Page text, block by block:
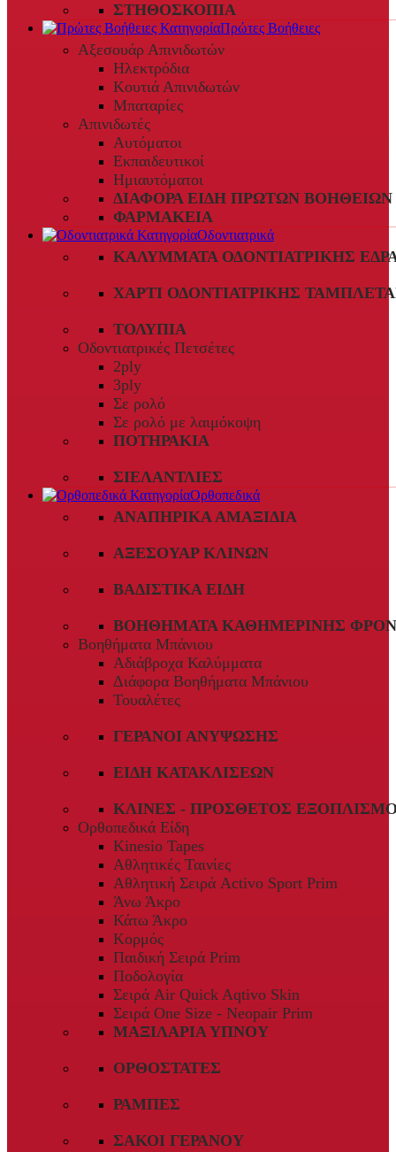
ΣΤΗΘΟΣΚΌΠΙΑ
Πρώτες Βοήθειες
Αξεσουάρ Απινιδωτών
Ηλεκτρόδια
Κουτιά Απινιδωτών
Μπαταρίες
Απινιδωτές
Αυτόματοι
Εκπαιδευτικοί
Ημιαυτόματοι
ΔΙΆΦΟΡΑ ΕΊΔΗ ΠΡΏΤΩΝ ΒΟΗΘΕΙΏΝ
ΦΑΡΜΑΚΕΊΑ
Οδοντιατρικά
ΚΑΛΎΜΜΑΤΑ ΟΔΟΝΤΙΑΤΡΙΚΉΣ
ΧΑΡΤΊ ΟΔΟΝΤΙΑΤΡΙΚΉΣ
ΤΟΛΎΠΙΑ
Οδοντιατρικές Πετσέτες
2ply
3ply
Σε ρολό
Σε ρολό με λαιμόκοψη
ΠΟΤΗΡΆΚΙΑ
ΣΙΕΛΑΝΤΛΊΕΣ
Ορθοπεδικά
ΑΝΑΠΗΡΙΚΆ ΑΜΑΞΊΔΙΑ
ΑΞΕΣΟΥΆΡ ΚΛΙΝΏΝ
ΒΑΔΙΣΤΙΚΆ ΕΊΔΗ
ΒΟΗΘΉΜΑΤΑ ΚΑΘΗΜΕΡΙΝΉΣ
Βοηθήματα Μπάνιου
Αδιάβροχα Καλύμματα
Διάφορα Βοηθήματα Μπάνιου
Τουαλέτες
ΓΕΡΑΝΟΊ ΑΝΎΨΩΣΗΣ
ΕΊΔΗ ΚΑΤΑΚΛΊΣΕΩΝ
ΚΛΊΝΕΣ - ΠΡΌΣΘΕΤΟΣ
Ορθοπεδικά Είδη
Kinesio Tapes
Αθλητικές Ταινίες
Αθλητική Σειρά Activo Sport Prim
Άνω Άκρο
Κάτω Άκρο
Κορμός
Παιδική Σειρά Prim
Ποδολογία
Σειρά Air Quick Aqtivo Skin
Σειρά One Size - Neopair Prim
ΜΑΞΙΛΆΡΙΑ ΎΠΝΟΥ
ΟΡΘΟΣΤΆΤΕΣ
ΡΆΜΠΕΣ
ΣΆΚΟΙ ΓΕΡΑΝΟΎ